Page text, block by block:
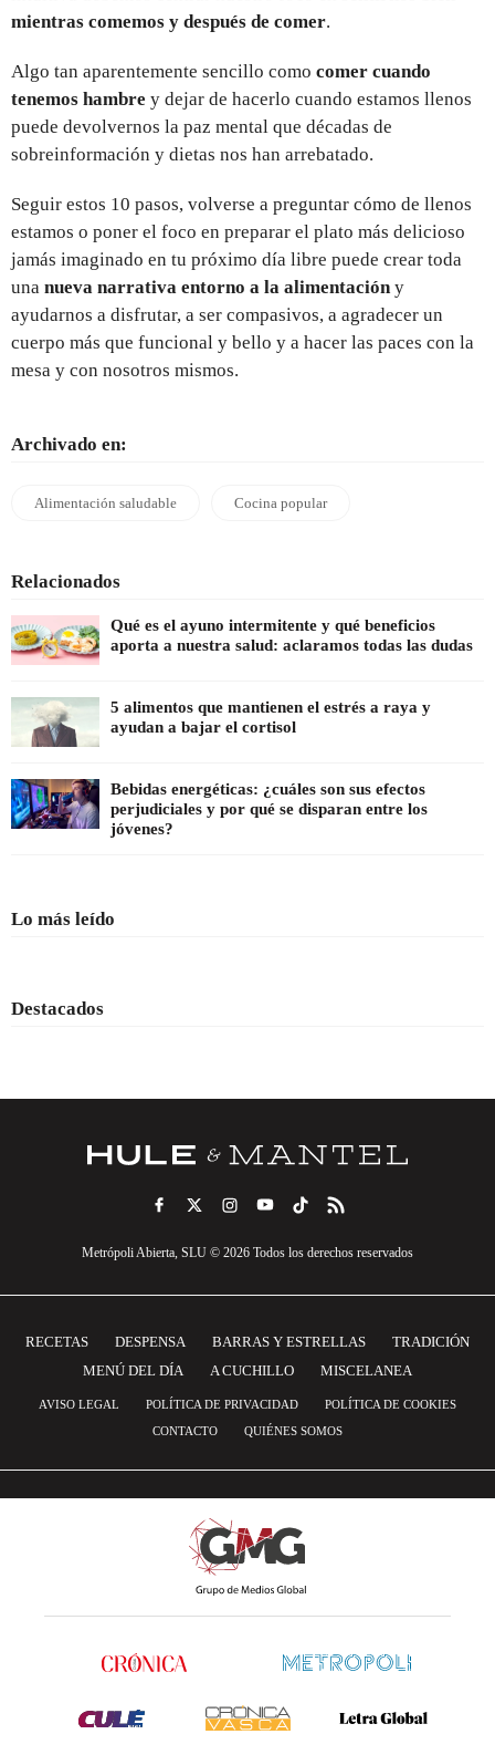
mientras comemos y después de comer.
Algo tan aparentemente sencillo como comer cuando
tenemos hambre y dejar de hacerlo cuando estamos llenos
puede devolvernos la paz mental que décadas de
sobreinformación y dietas nos han arrebatado.
Seguir estos 10 pasos, volverse a preguntar cómo de llenos
estamos o poner el foco en preparar el plato más delicioso
jamás imaginado en tu próximo día libre puede crear toda
una nueva narrativa entorno a la alimentación y
ayudarnos a disfrutar, a ser compasivos, a agradecer un
cuerpo más que funcional y bello y a hacer las paces con la
mesa y con nosotros mismos.
Archivado en:
Alimentación saludable Cocina popular
Relacionados
Qué es el ayuno intermitente y qué beneficios
aporta a nuestra salud: aclaramos todas las dudas
5 alimentos que mantienen el estrés a raya y
ayudan a bajar el cortisol
Bebidas energéticas: ¿cuáles son sus efectos
perjudiciales y por qué se disparan entre los
jóvenes?
Lo más leído
Destacados
Metrópoli Abierta, SLU © 2026 Todos los derechos reservados
RECETAS DESPENSA BARRAS Y ESTRELLAS
TRADICIÓN
MENÚ DEL DÍA
A CUCHILLO MISCELANEA
AVISO LEGAL POLÍTICA DE PRIVACIDAD
POLÍTICA DE COOKIES
CONTACTO
QUIÉNES SOMOS